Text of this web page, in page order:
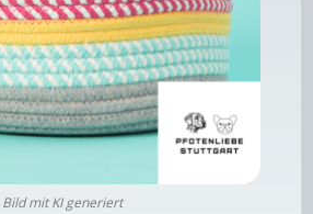
Bild mit KI generiert